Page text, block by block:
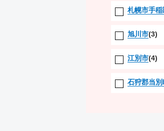
札幌市手稲
旭川市(3)
江別市(4)
石狩郡当別